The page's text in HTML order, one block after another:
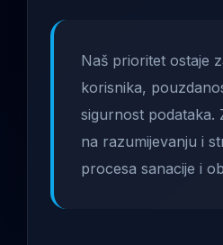
Naš prioritet ostaje
korisnika,
sigurnost podataka.
na razumijevanju i
procesa sanacije i